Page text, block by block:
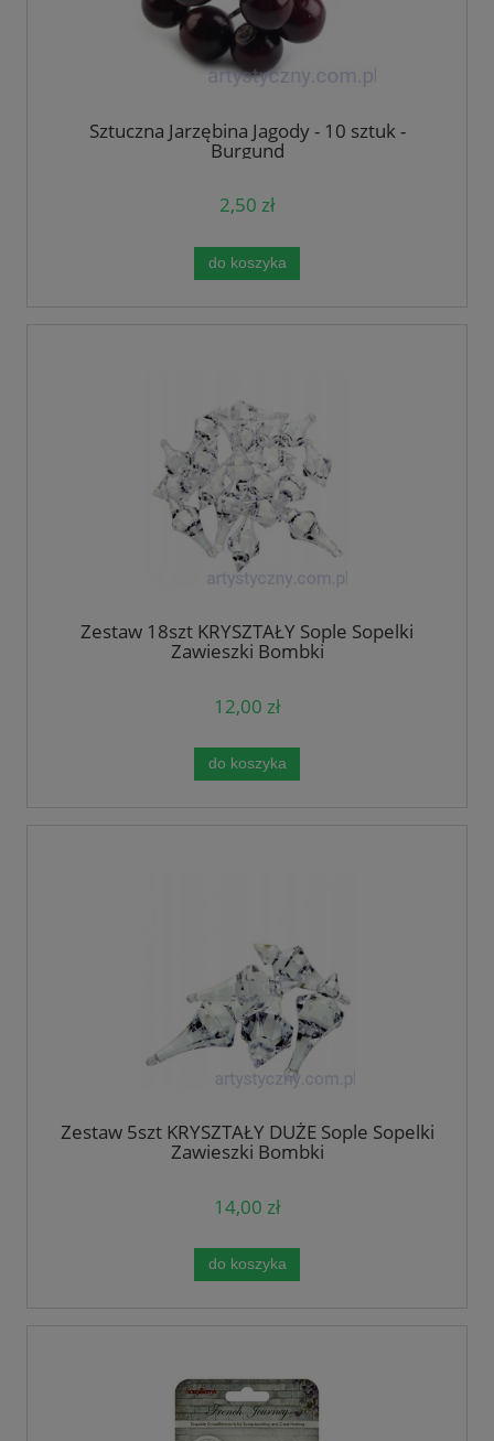
Sztuczna Jarzębina Jagody - 10 sztuk -
Burgund
2,50 zł
do koszyka
Zestaw 18szt KRYSZTAŁY Sople Sopelki
Zawieszki Bombki
12,00 zł
do koszyka
Zestaw 5szt KRYSZTAŁY DUŻE Sople Sopelki
Zawieszki Bombki
14,00 zł
do koszyka